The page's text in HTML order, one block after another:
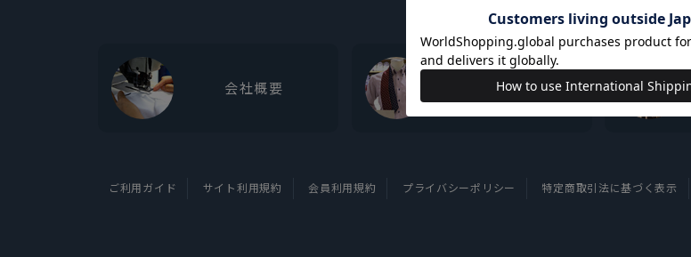
会社概要 東京シャツについて
ご利用ガイド サイト利用規約 会員利用規約 プライバシーポリシー 特定商取引法に基づく表示